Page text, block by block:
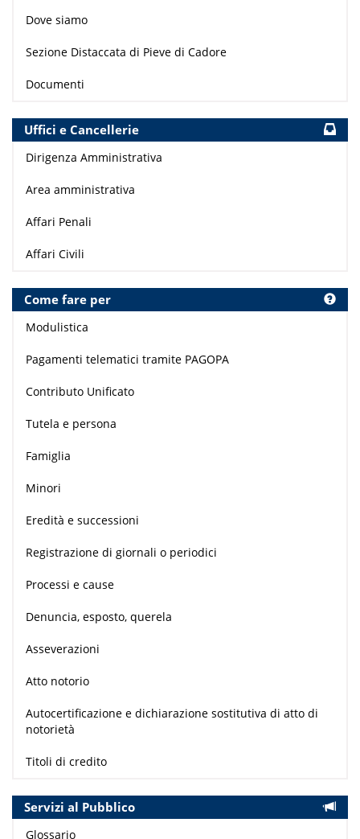
Dove siamo
Sezione Distaccata di Pieve di Cadore
Documenti
Uffici e Cancellerie
Dirigenza Amministrativa
Area amministrativa
Affari Penali
Affari Civili
Come fare per
Modulistica
Pagamenti telematici tramite PAGOPA
Contributo Unificato
Tutela e persona
Famiglia
Minori
Eredità e successioni
Registrazione di giornali o periodici
Processi e cause
Denuncia, esposto, querela
Asseverazioni
Atto notorio
Autocertificazione e dichiarazione sostitutiva di atto di
notorietà
Titoli di credito
Servizi al Pubblico
Glossario